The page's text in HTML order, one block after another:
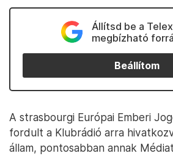
Állítsd be a
megbízható
Beállítom
A strasbourgi Európai Emberi
fordult a Klubrádió arra
állam, pontosabban annak